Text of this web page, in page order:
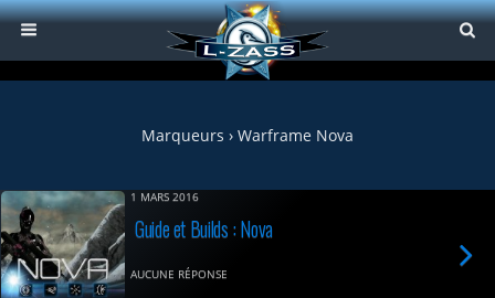
Marqueurs › Warframe Nova
1 MARS 2016
Guide et Builds : Nova
AUCUNE RÉPONSE